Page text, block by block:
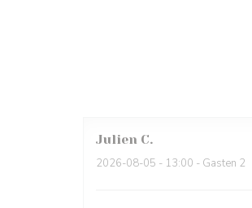
Julien C
2026-08-05 - 13:00 - Gasten 2